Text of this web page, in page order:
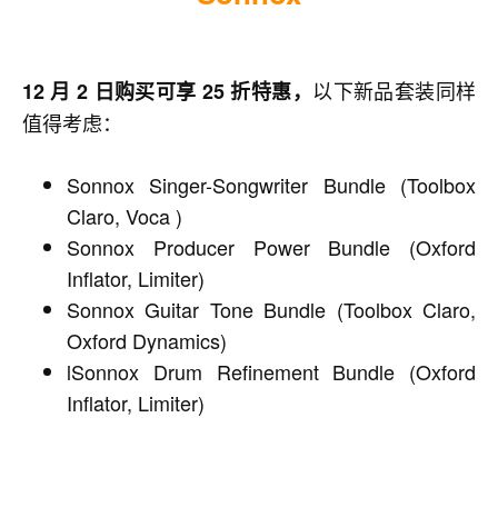
12 月 2 日购买可享 25 折特惠， 以下新品套装同样
值得考虑：
Sonnox Singer-Songwriter Bundle (Toolbox
Claro, Voca )
Sonnox Producer Power Bundle (Oxford
Inflator, Limiter)
Sonnox Guitar Tone Bundle (Toolbox Claro,
Oxford Dynamics)
lSonnox Drum Refinement Bundle (Oxford
Inflator, Limiter)